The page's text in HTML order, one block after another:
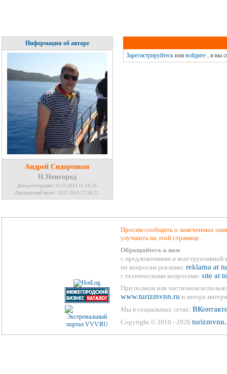
Информация об авторе
Андрей Сидоренков
Н.Новгород
Дата регистрации: 31.12.2014 11:54:56
Предыдущий визит: 13.07.2015 17:18:21
Зарегистрируйтесьили войдите, и вы
Просим сообщить о замеченных
улучшить на этой странице
Обращайтесь к нам
с предложениями и конструктивной
по вопросам рекламы: reklama at
с техническими вопросами: site at
При полном или частичном
www.turizmvnn.ru и автора
Мы в социальных сетях:
Copyright © 2010 - 2026